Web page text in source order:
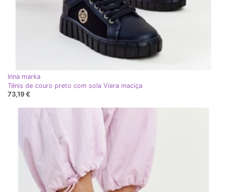
Inna marka
Tênis de couro preto com sola Viera maciça
73,19 €